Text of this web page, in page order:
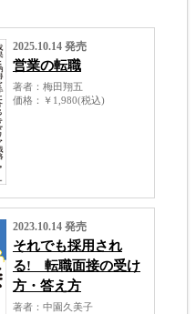
2025.10.14 発売
営業の転職
著者
梅田翔五
価格
￥1,980(税込)
2023.10.14 発売
それでも採用され
る! 転職面接の受け
方・答え方
著者
中園久美子